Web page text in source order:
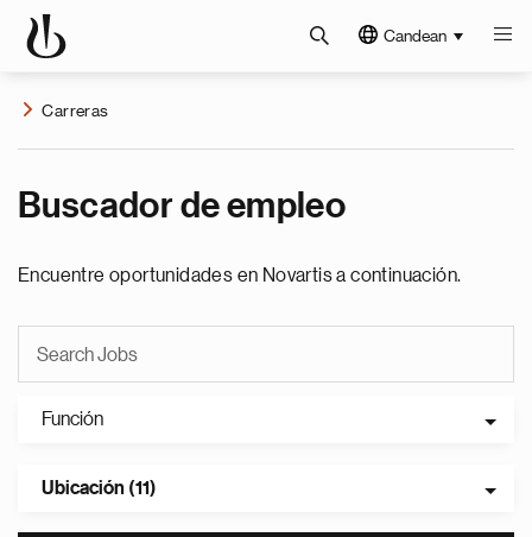
Candean
Carreras
Buscador de empleo
Encuentre oportunidades en Novartis a continuación.
Función
Ubicación (11)